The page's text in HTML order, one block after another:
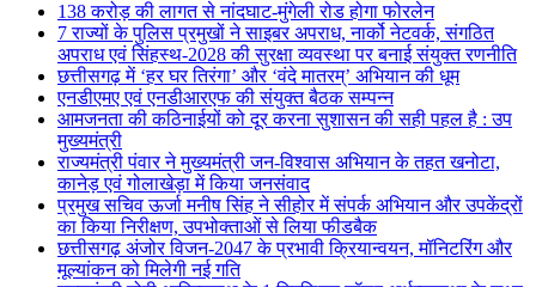
138 करोड़ की लागत से नांदघाट-मुंगेली रोड होगा फोरलेन
7 राज्यों के पुलिस प्रमुखों ने साइबर अपराध, नार्को नेटवर्क, संगठित
अपराध एवं सिंहस्थ-2028 की सुरक्षा व्यवस्था पर बनाई संयुक्त रणनीति
छत्तीसगढ़ में ‘हर घर तिरंगा’ और ‘वंदे मातरम्’ अभियान की धूम
एनडीएमए एवं एनडीआरएफ की संयुक्त बैठक सम्पन्न
आमजनता की कठिनाईयों को दूर करना सुशासन की सही पहल है : उप
मुख्यमंत्री
राज्यमंत्री पंवार ने मुख्यमंत्री जन-विश्वास अभियान के तहत खनोटा,
कानेड़ एवं गोलाखेड़ा में किया जनसंवाद
प्रमुख सचिव ऊर्जा मनीष सिंह ने सीहोर में संपर्क अभियान और उपकेंद्रों
का किया निरीक्षण, उपभोक्ताओं से लिया फीडबैक
छत्तीसगढ़ अंजोर विजन-2047 के प्रभावी क्रियान्वयन, मॉनिटरिंग और
मूल्यांकन को मिलेगी नई गति